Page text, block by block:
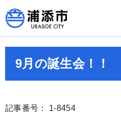
9月の誕生会！！
記事番号： 1-8454